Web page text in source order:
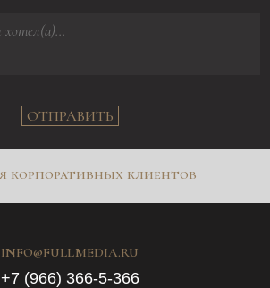
ОТПРАВИТЬ
корпоративных клиентов
INFO@FULLMEDIA.RU
+7 (966) 366-5-366